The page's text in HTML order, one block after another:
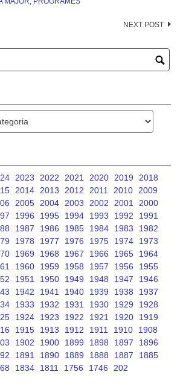
NEXT POST
2023 2022 2021 2020 2019
2018
2014 2013 2012 2011 2010 2009
2005 2004 2003 2002 2001
2000
1996 1995 1994 1993 1992
1991
1987 1986 1985 1984 1983
1982
1978 1977 1976 1975 1974
1973
1969 1968 1967 1966 1965
1964
1960 1959 1958 1957 1956
1955
1951 1950 1949 1948 1947
1946
1942 1941 1940 1939 1938
1937
1933 1932 1931 1930 1929
1928
1924 1923 1922 1921 1920
1919
1915 1913 1912 1911 1910
1908
1902 1900 1899 1898 1897
1896
1891 1890 1889 1888 1887
1885
1834 1811 1756 1746 202